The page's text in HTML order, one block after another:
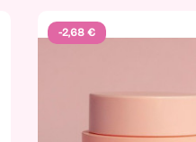
-2,68 €